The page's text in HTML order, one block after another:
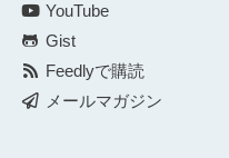
YouTube
Gist
Feedlyで購読
メールマガジン